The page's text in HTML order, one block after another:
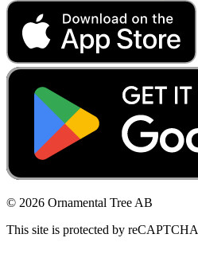
© 2026 Ornamental Tree AB
This site is protected by reCAPTCHA